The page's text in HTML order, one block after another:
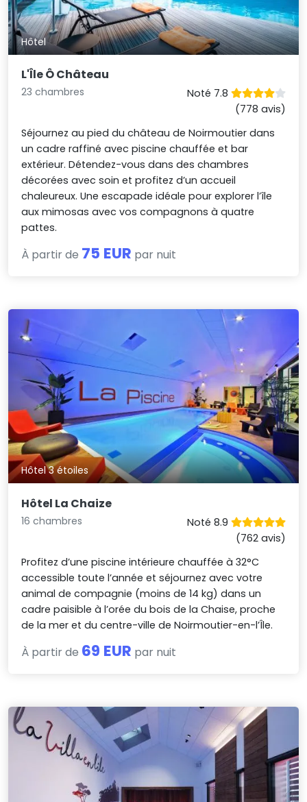
Hôtel
L'Île Ô Château
23 chambres
Noté 7.8
(778 avis)
Séjournez au pied du château de Noirmoutier dans
un cadre raffiné avec piscine chauffée et bar
extérieur. Détendez-vous dans des chambres
décorées avec soin et profitez d’un accueil
chaleureux. Une escapade idéale pour explorer l’île
aux mimosas avec vos compagnons à quatre
pattes.
À partir de 75 EUR par nuit
Hôtel 3 étoiles
Hôtel La Chaize
16 chambres
Noté 8.9
(762 avis)
Profitez d’une piscine intérieure chauffée à 32°C
accessible toute l’année et séjournez avec votre
animal de compagnie (moins de 14 kg) dans un
cadre paisible à l’orée du bois de la Chaise, proche
de la mer et du centre-ville de Noirmoutier-en-l’Île.
À partir de 69 EUR par nuit